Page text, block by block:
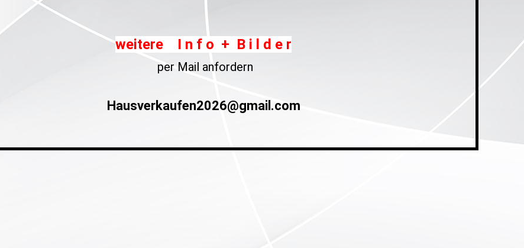
weitere I n f o + B i l d e r
per Mail anfordern
Hausverkaufen2026@gmail.com